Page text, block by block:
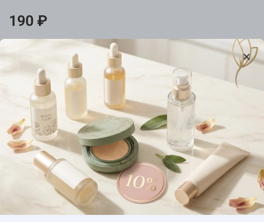
190 ₽
Предзаказ
Добавить в сравнение
Характеристики
Бренд
BeauuGreen
Страна производства
Описание